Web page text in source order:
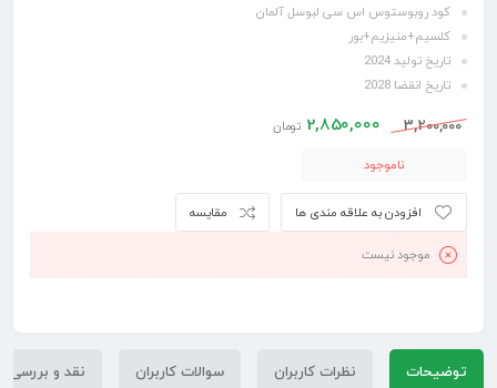
کود روبوستوس اس سی لبوسل آلمان
کلسیم+منیزیم+بور
تاریخ تولید 2024
تاریخ انقضا 2028
3,200,000
2,850,000 تومان
ناموجود
مقایسه افزودن به علاقه مندی ها
موجود نیست
توضیحات نظرات کاربران سوالات کاربران نقد و بررسی